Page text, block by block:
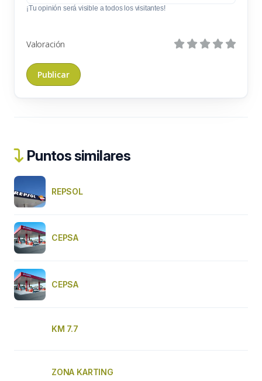
¡Tu opinión será visible a todos los visitantes!
Valoración
Puntos similares
REPSOL
CEPSA
CEPSA
KM 7.7
ZONA KARTING